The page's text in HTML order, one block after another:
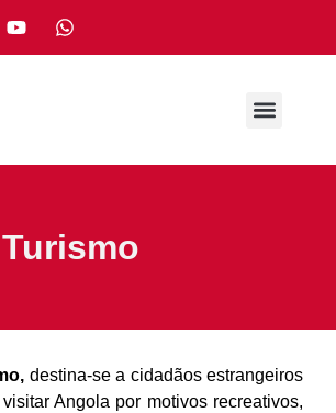
destina-se a cidadãos estrangeiros
Angola por motivos recreativos,